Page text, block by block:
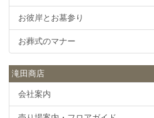
お彼岸とお墓参り
お葬式のマナー
滝田商店
会社案内